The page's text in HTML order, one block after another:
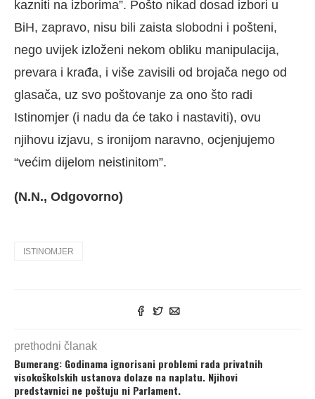
kazniti na izborima”. Pošto nikad dosad izbori u
BiH, zapravo, nisu bili zaista slobodni i pošteni,
nego uvijek izloženi nekom obliku manipulacija,
prevara i krađa, i više zavisili od brojača nego od
glasača, uz svo poštovanje za ono što radi
Istinomjer (i nadu da će tako i nastaviti), ovu
njihovu izjavu, s ironijom naravno, ocjenjujemo
“većim dijelom neistinitom”.
(N.N., Odgovorno)
ISTINOMJER
prethodni članak
Bumerang: Godinama ignorisani problemi rada privatnih
visokoškolskih ustanova dolaze na naplatu. Njihovi
predstavnici ne poštuju ni Parlament.